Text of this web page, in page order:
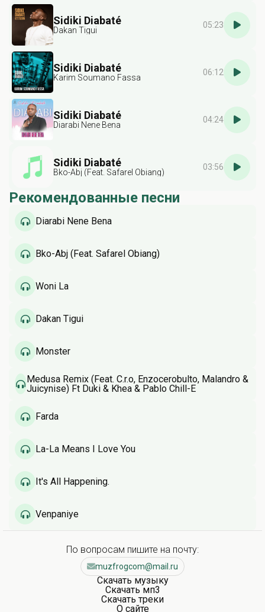
Sidiki Diabaté
Dakan Tigui
05:23
Sidiki Diabaté
Karim Soumano Fassa
06:12
Sidiki Diabaté
Diarabi Nene Bena
04:24
Sidiki Diabaté
Bko-Abj (Feat. Safarel Obiang)
03:56
Рекомендованные песни
Diarabi Nene Bena
Bko-Abj (Feat. Safarel Obiang)
Woni La
Dakan Tigui
Monster
Medusa Remix (Feat. C.r.o, Enzocerobulto, Malandro &
Juicynise) Ft Duki & Khea & Pablo Chill-E
Farda
La-La Means I Love You
It's All Happening.
Venpaniye
По вопросам пишите на почту:
muzfrogcom@mail.ru
Скачать музыку
Скачать мп3
Скачать треки
О сайте